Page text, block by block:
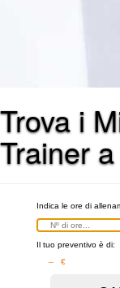
Trova i
Trainer
Indica le ore di
Il tuo preventivo è di:
– €